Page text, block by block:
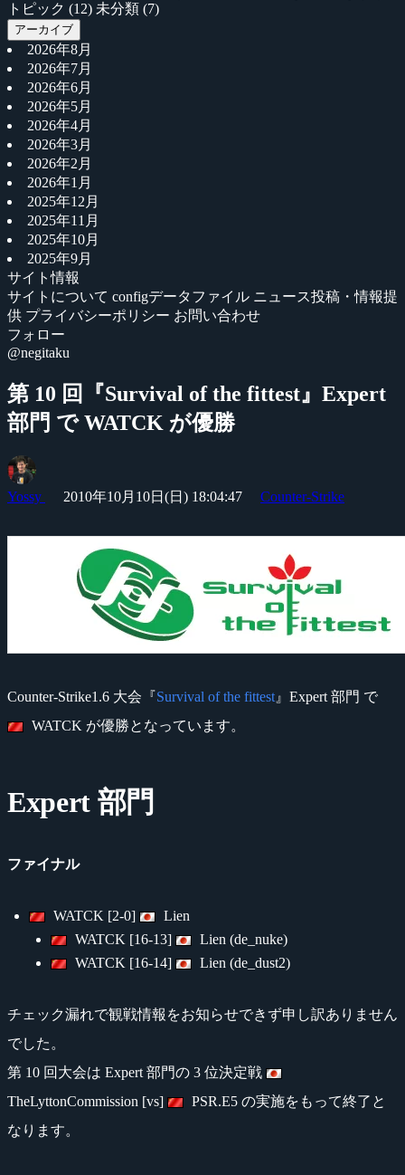
トピック (12) 未分類 (7)
アーカイブ
2026年8月
2026年7月
2026年6月
2026年5月
2026年4月
2026年3月
2026年2月
2026年1月
2025年12月
2025年11月
2025年10月
2025年9月
サイト情報
サイトについて configデータファイル ニュース投稿・情報提
供 プライバシーポリシー お問い合わせ
フォロー
@negitaku
第 10 回『Survival of the fittest』Expert
部門 で WATCK が優勝
Yossy 2010年10月10日(日) 18:04:47 Counter-Strike
Counter-Strike1.6 大会『Survival of the fittest 』Expert 部門 で
WATCK が優勝となっています。
Expert 部門
ファイナル
WATCK [2-0]
Lien
WATCK [16-13]
Lien (de_nuke)
WATCK [16-14]
Lien (de_dust2)
チェック漏れで観戦情報をお知らせできず申し訳ありません
でした。
第 10 回大会は Expert 部門の 3 位決定戦
TheLyttonCommission [vs]
PSR.E5 の実施をもって終了と
なります。